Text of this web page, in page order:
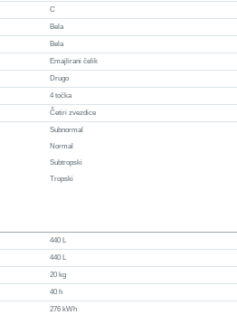
C
Bela
Bela
Emajlirani čelik
Drugo
4 točka
Četiri zvezdice
Subnormal
Normal
Subtropski
Tropski
440 L
440 L
20 kg
40 h
276 kWh